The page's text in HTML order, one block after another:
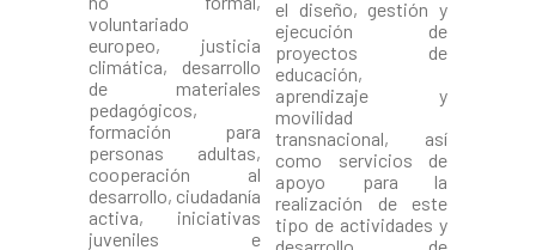
voluntariado
europeo, justicia
climática, desarrollo
de materiales
pedagógicos,
formación para
personas adultas,
cooperación al
desarrollo, ciudadanía
activa, iniciativas
juveniles e
el diseño, gestión y
ejecución de
proyectos de
educación,
aprendizaje y
movilidad
transnacional, así
como servicios de
apoyo para la
realización de este
tipo de actividades y